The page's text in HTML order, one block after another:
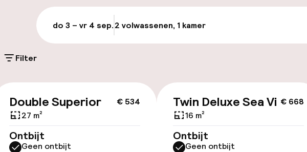
Mogelijk extra kosten
Openbaar parkeren
Fietsen
Toegankelijkheid
Overal rolstoeltoegankelijk
Lift
do 3 – vr 4 sep.2 volwassenen, 1 kamer
Filter
€ 534
Double Superior
27 m²
Ontbijt
Geen ontbijt
€ 668
Twin Deluxe Sea View
16 m²
Ontbijt
Geen ontbijt